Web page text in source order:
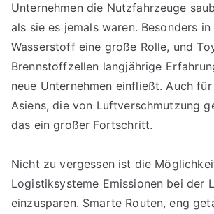
Unternehmen die Nutzfahrzeuge
als sie es jemals waren. Besonders
Wasserstoff eine große Rolle, und
Brennstoffzellen langjährige
neue Unternehmen einfließt. Auch
Asiens, die von Luftverschmutzung
das ein großer Fortschritt.
Nicht zu vergessen ist die
Logistiksysteme Emissionen bei der
einzusparen. Smarte Routen, eng